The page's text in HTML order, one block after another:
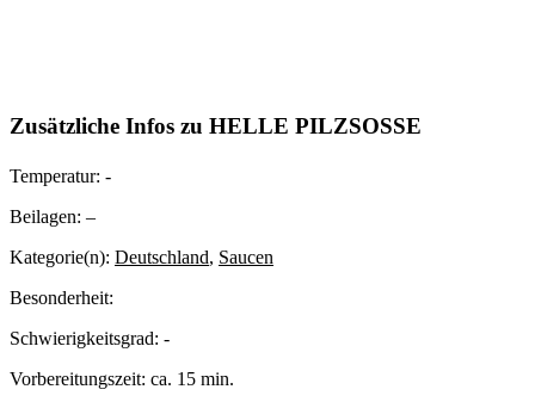
Zusätzliche Infos zu HELLE PILZSOSSE
Temperatur: -
Beilagen: –
Kategorie(n): Deutschland, Saucen
Besonderheit:
Schwierigkeitsgrad: -
Vorbereitungszeit: ca. 15 min.